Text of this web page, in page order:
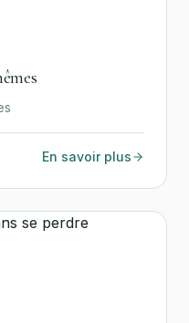
En savoir plus